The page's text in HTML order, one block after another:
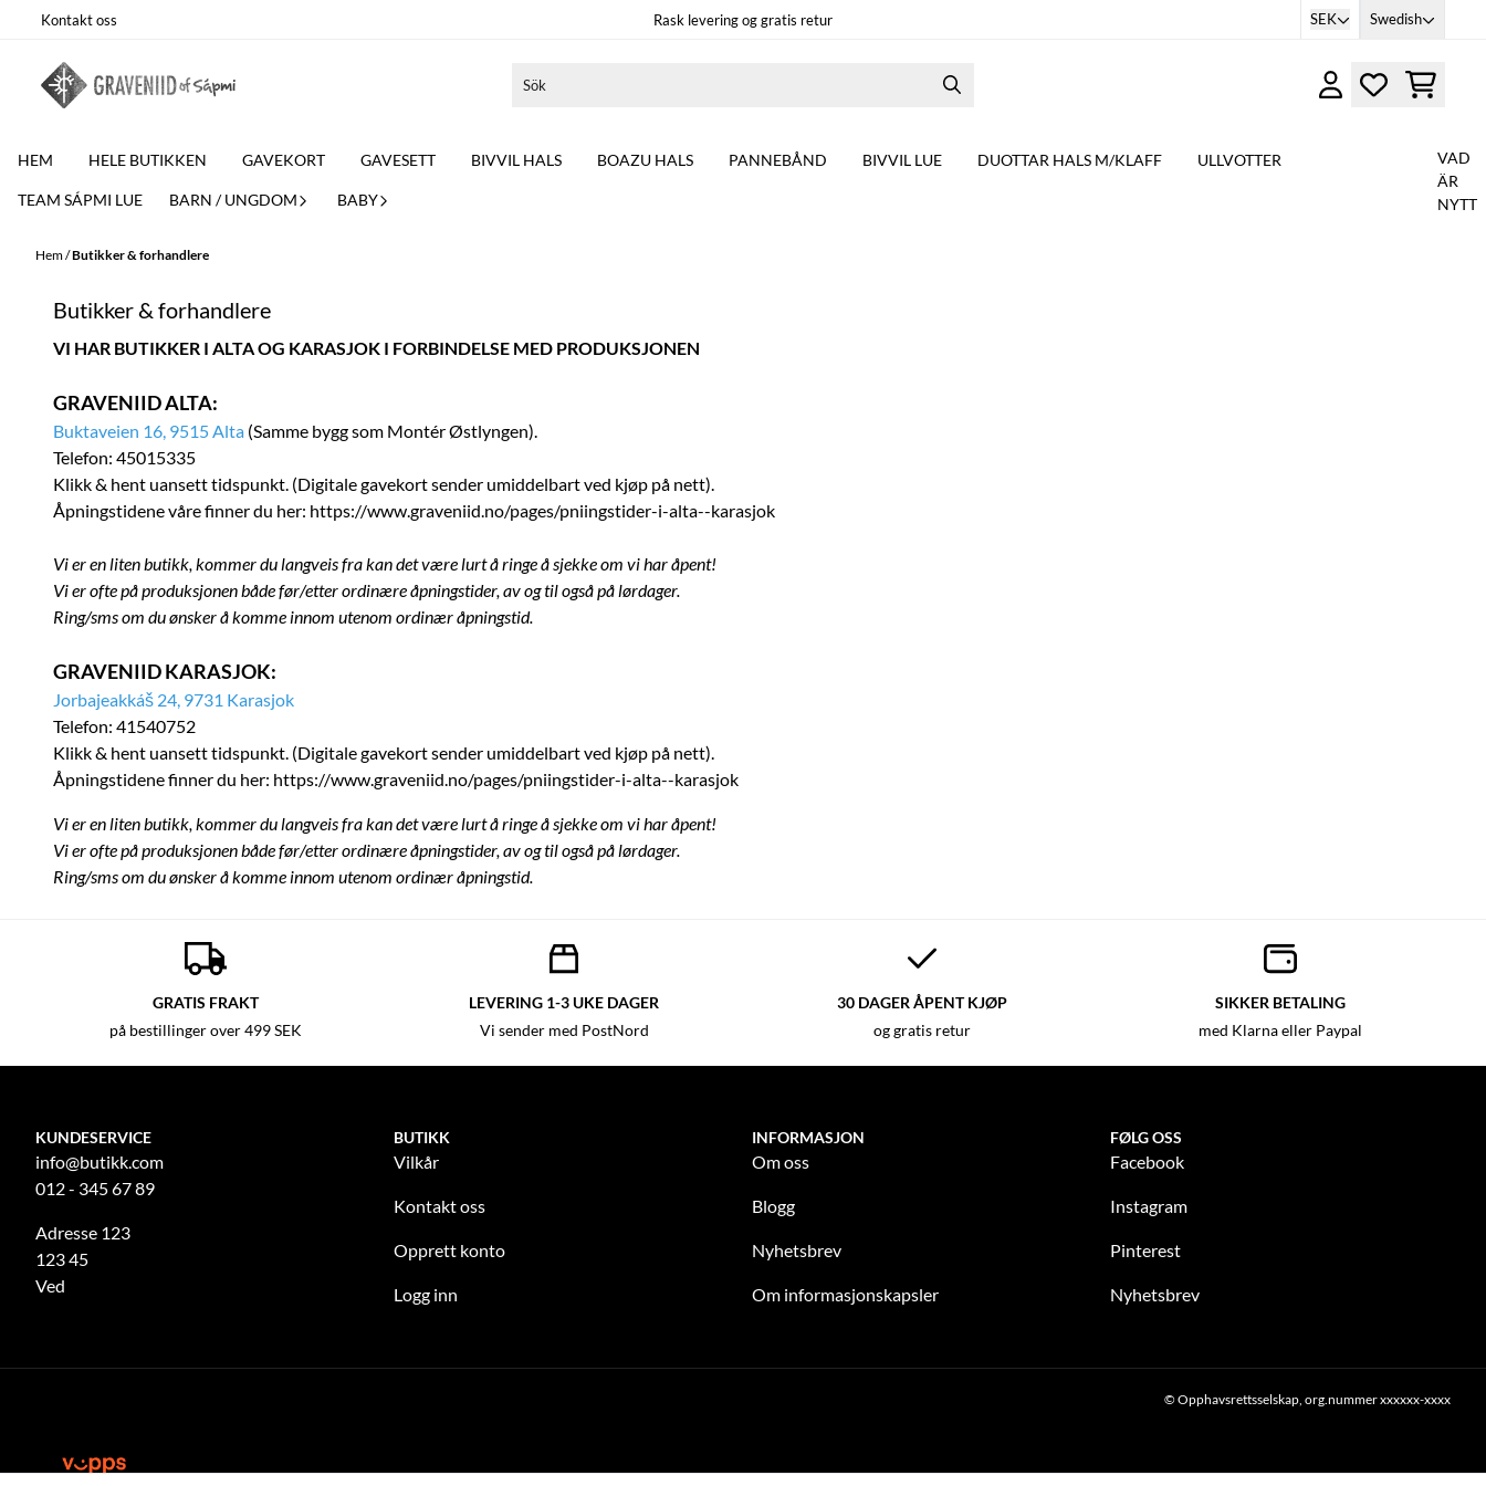
Hoppa till innehåll
Kontakt oss Rask levering og gratis retur SEK Swedish
HEM HELE BUTIKKEN GAVEKORT GAVESETT BIVVIL HALS BOAZU HALS PANNEBÅND BIVVIL LUE DUOTTAR HALS M/KLAFF ULLVOTTER
TEAM SÁPMI LUE BARN / UNGDOM BABY
VAD
ÄR
NYTT
Hem/Butikker & forhandlere
Butikker & forhandlere
VI HAR BUTIKKER I ALTA OG KARASJOK I FORBINDELSE MED PRODUKSJONEN
GRAVENIID ALTA:
Buktaveien 16, 9515 Alta (Samme bygg som Montér Østlyngen).
Telefon: 45015335
Klikk & hent uansett tidspunkt. (Digitale gavekort sender umiddelbart ved kjøp på nett).
Åpningstidene våre finner du her: https://www.graveniid.no/pages/pniingstider-i-alta--karasjok
Vi er en liten butikk, kommer du langveis fra kan det være lurt å ringe å sjekke om vi har åpent!
Vi er ofte på produksjonen både før/etter ordinære åpningstider, av og til også på lørdager.
Ring/sms om du ønsker å komme innom utenom ordinær åpningstid.
GRAVENIID KARASJOK:
Jorbajeakkáš 24, 9731 Karasjok
Telefon: 41540752
Klikk & hent uansett tidspunkt. (Digitale gavekort sender umiddelbart ved kjøp på nett).
Åpningstidene finner du her: https://www.graveniid.no/pages/pniingstider-i-alta--karasjok
Vi er en liten butikk, kommer du langveis fra kan det være lurt å ringe å sjekke om vi har åpent!
Vi er ofte på produksjonen både før/etter ordinære åpningstider, av og til også på lørdager.
Ring/sms om du ønsker å komme innom utenom ordinær åpningstid.
GRATIS FRAKT
på bestillinger over 499 SEK
LEVERING 1-3 UKE DAGER
Vi sender med PostNord
30 DAGER ÅPENT KJØP
og gratis retur
SIKKER BETALING
med Klarna eller Paypal
KUNDESERVICE
info@butikk.com
012 - 345 67 89
Adresse 123
123 45
Ved
BUTIKK
Vilkår
Kontakt oss
Opprett konto
Logg inn
INFORMASJON
Om oss
Blogg
Nyhetsbrev
Om informasjonskapsler
FØLG OSS
Facebook
Instagram
Pinterest
Nyhetsbrev
© Opphavsrettsselskap, org.nummer xxxxxx-xxxx